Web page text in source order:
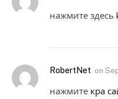
нажмите здесь
RobertNet on
нажмите кра